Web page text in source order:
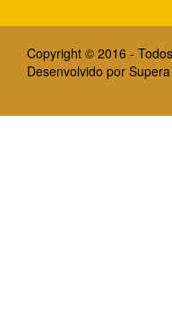
Copyright © 2016 -
Desenvolvido por